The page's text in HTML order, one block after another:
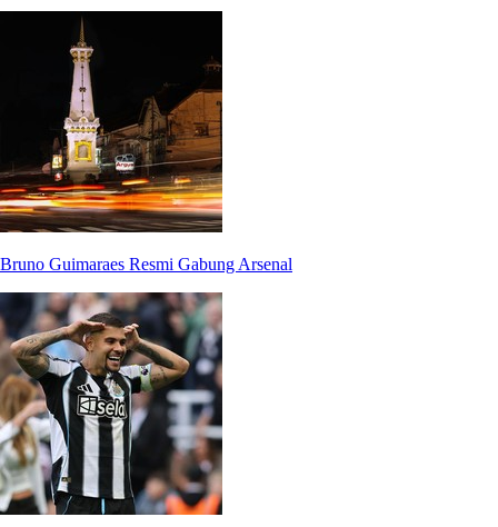
Bruno Guimaraes Resmi Gabung Arsenal